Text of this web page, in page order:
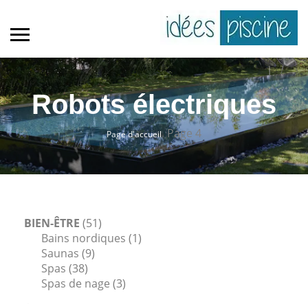
Robots électriques
Page d'accueil Page 4
BIEN-ÊTRE (51)
Bains nordiques (1)
Saunas (9)
Spas (38)
Spas de nage (3)